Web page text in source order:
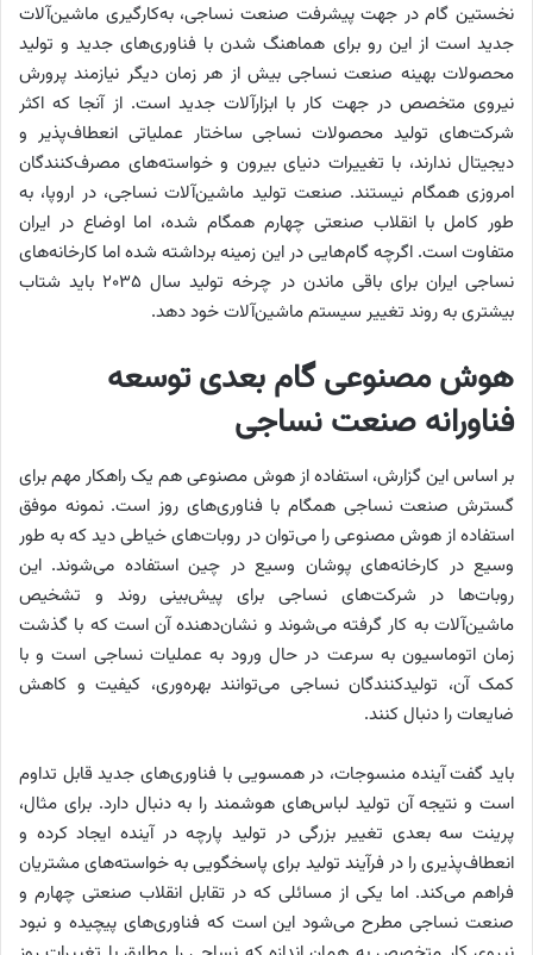
نخستین گام در جهت پیشرفت صنعت نساجی، به‌‌‌کارگیری ماشین‌آلات
جدید است از این رو برای هماهنگ شدن با فناوری‌‌‌های جدید و تولید
محصولات بهینه صنعت نساجی بیش از هر زمان دیگر نیازمند پرورش
نیروی متخصص در جهت کار با ابزارآلات جدید است. از آنجا که اکثر
شرکت‌های تولید محصولات نساجی ساختار عملیاتی انعطاف‌پذیر و
دیجیتال ندارند، با تغییرات دنیای بیرون و خواسته‌‌‌های مصرف‌کنندگان
امروزی همگام نیستند. صنعت تولید ماشین‌آلات نساجی، در اروپا، به
طور کامل با انقلاب صنعتی چهارم همگام شده، اما اوضاع در ایران
متفاوت است. اگرچه گام‌‌‌هایی در این زمینه برداشته شده اما کارخانه‌‌‌‌‌‌های
نساجی ایران برای باقی ماندن در چرخه تولید سال ۲۰۳۵ باید شتاب
بیشتری به روند تغییر سیستم ماشین‌‌‌آلات خود دهد.
هوش مصنوعی گام بعدی توسعه
فناورانه صنعت نساجی
بر اساس این گزارش، استفاده از هوش مصنوعی هم یک راهکار مهم برای
گسترش صنعت نساجی همگام با فناوری‌‌‌های روز است. نمونه موفق
استفاده از هوش مصنوعی را می‌توان در روبات‌‌‌های خیاطی دید که به طور
وسیع در کارخانه‌‌‌های پوشان وسیع در چین استفاده می‌‌‌شوند. این
روبات‌‌‌ها در شرکت‌های نساجی برای پیش‌بینی روند و تشخیص
ماشین‌‌‌آلات به کار گرفته می‌‌‌شوند و نشان‌‌‌دهنده آن است که با گذشت
زمان اتوماسیون به سرعت در حال ورود به عملیات نساجی است و با
کمک آن، تولیدکنندگان نساجی می‌توانند بهره‌وری، کیفیت و کاهش
ضایعات را دنبال کنند.
باید گفت آینده منسوجات، در همسویی با فناوری‌‌‌های جدید قابل تداوم
است و نتیجه آن تولید لباس‌‌‌های هوشمند را به دنبال دارد. برای مثال،
پرینت سه بعدی تغییر بزرگی در تولید پارچه در آینده ایجاد کرده و
انعطاف‌‌‌پذیری را در فرآیند تولید برای پاسخگویی به خواسته‌‌‌های مشتریان
فراهم می‌کند. اما یکی از مسائلی که در تقابل انقلاب صنعتی چهارم و
صنعت نساجی مطرح می‌شود این است که فناوری‌‌‌های پیچیده و نبود